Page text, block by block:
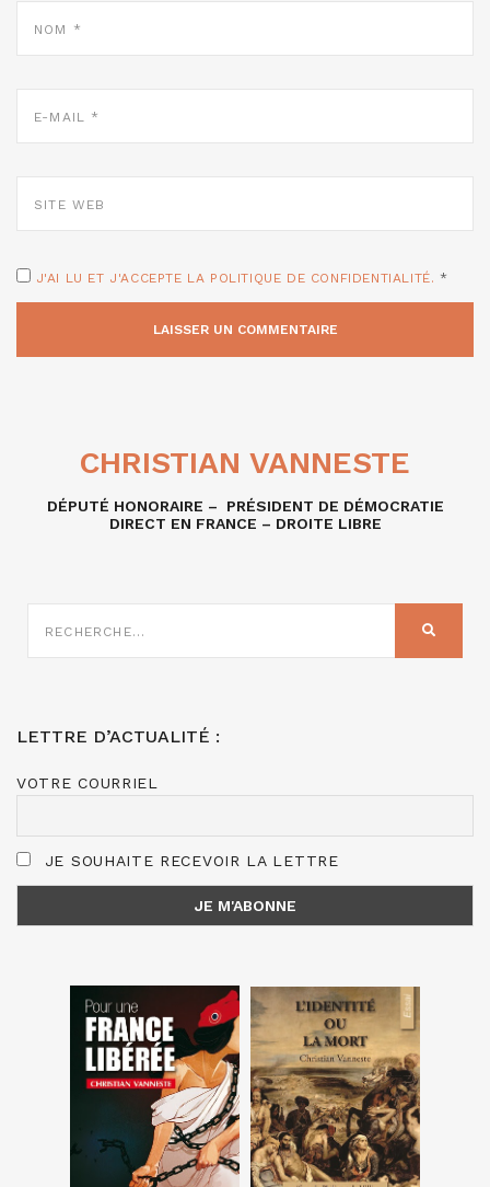
NOM
E-
MAIL
SITE
WEB
J'AI LU ET J'ACCEPTE LA POLITIQUE DE CONFIDENTIALITÉ. *
CHRISTIAN VANNESTE
DÉPUTÉ HONORAIRE – PRÉSIDENT DE DÉMOCRATIE
DIRECT EN FRANCE – DROITE LIBRE
RECHERCHE
SUR
LETTRE D’ACTUALITÉ :
VOTRE COURRIEL
JE SOUHAITE RECEVOIR LA LETTRE